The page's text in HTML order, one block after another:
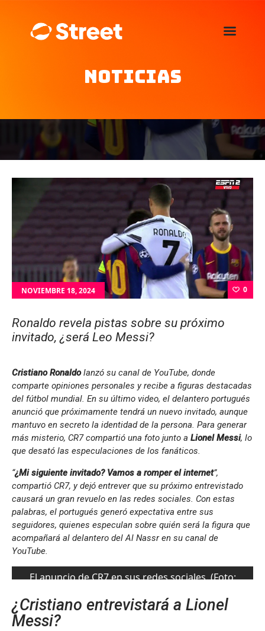
Noticias
La Street FM 101.5
Noticias
Agenda
Publicitá
Familia de auspiciantes
NOVIEMBRE 18, 2024 0
Ronaldo revela pistas sobre su próximo
invitado, ¿será Leo Messi?
Cristiano Ronaldolanzó su canal de YouTube, donde
comparte opiniones personales y recibe a figuras destacadas
del fútbol mundial. En su último video, el delantero portugués
anunció que próximamente tendrá un nuevo invitado, aunque
mantuvo en secreto la identidad de la persona. Para generar
más misterio, CR7 compartió una foto junto a Lionel Messi, lo
que desató las especulaciones de los fanáticos.
“¿Mi siguiente invitado? Vamos a romper el internet”,
compartió CR7, y dejó entrever que su próximo entrevistado
causará un gran revuelo en las redes sociales. Con estas
palabras, el portugués generó expectativa entre sus
seguidores, quienes especulan sobre quién será la figura que
acompañará al delantero del Al Nassr en su canal de
YouTube.
El anuncio de CR7 en sus redes sociales. (Foto:
¿Cristiano entrevistará a Lionel
Messi?